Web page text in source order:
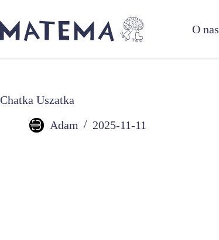
do
treści
O nas
Chatka Uszatka
Adam
2025-11-11